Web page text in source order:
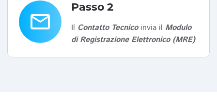
email
Passo 2
Il Contatto Tecnicoinvia il Modulo
di Registrazione Elettronico (MRE)